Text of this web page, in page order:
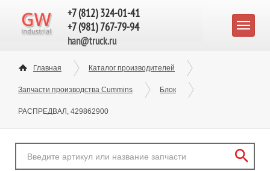
+7 (812) 324-01-41
+7 (981) 767-79-94
han@truck.ru
Главная Каталог производителей
Запчасти производства Cummins Блок
РАСПРЕДВАЛ, 429862900